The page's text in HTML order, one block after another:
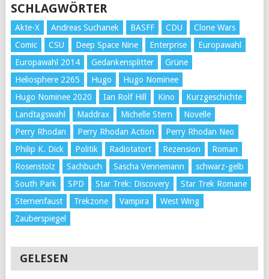
SCHLAGWÖRTER
Akte-X Andreas Suchanek BASFF CDU
Clone Wars
Comic
CSU Deep Space Nine Enterprise
Europawahl
Europawahl 2014
Gedankensplitter
Grüne
Heliosphere 2265
Hugo
Hugo Nominee
Hugo Nominee 2020
Ian Rolf Hill Kino
Kurzgeschichte
Landtagswahl
Maddrax Michelle Stern
Novelle
Perry Rhodan
Perry Rhodan Action
Perry Rhodan Neo
Philip K. Dick
Politik Radiotatort Rezension
Roman
Rosenstolz
Sachbuch Sascha Vennemann
schwarz-gelb
South Park
SPD Star Trek: Discovery
Star Trek Romane
Sternenfaust
Trekzone Vampira
West Wing
Zauberspiegel
GELESEN